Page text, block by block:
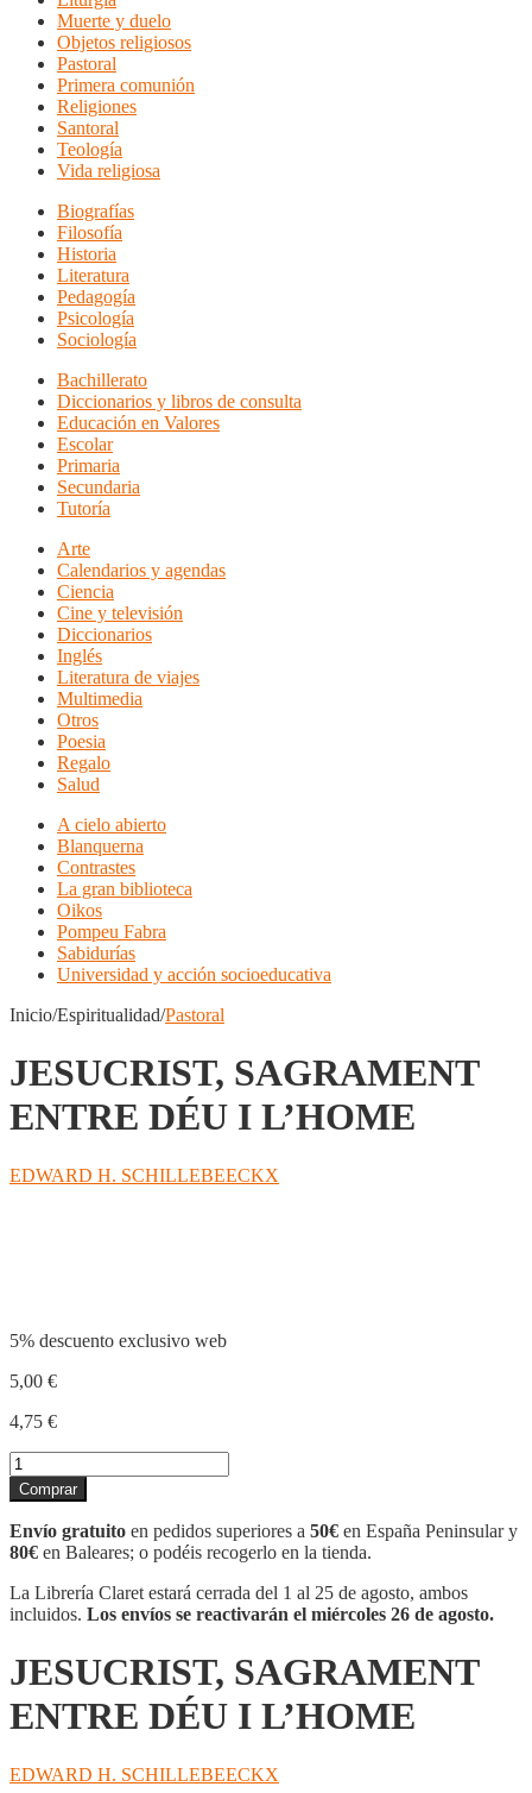
Muerte y duelo
Objetos religiosos
Pastoral
Primera comunión
Religiones
Santoral
Teología
Vida religiosa
Biografías
Filosofía
Historia
Literatura
Pedagogía
Psicología
Sociología
Bachillerato
Diccionarios y libros de consulta
Educación en Valores
Escolar
Primaria
Secundaria
Tutoría
Arte
Calendarios y agendas
Ciencia
Cine y televisión
Diccionarios
Inglés
Literatura de viajes
Multimedia
Otros
Poesia
Regalo
Salud
A cielo abierto
Blanquerna
Contrastes
La gran biblioteca
Oikos
Pompeu Fabra
Sabidurías
Universidad y acción socioeducativa
Inicio/Espiritualidad/Pastoral
JESUCRIST, SAGRAMENT
ENTRE DÉU I L’HOME
EDWARD H. SCHILLEBEECKX
5% descuento exclusivo web
5,00 €
4,75 €
JESUCRIST,
SAGRAMENT
ENTRE
DÉU
I
cantidad
Comprar
Envío gratuito en pedidos superiores a 50€ en España Peninsular y
80€ en Baleares; o podéis recogerlo en la tienda.
La Librería Claret estará cerrada del 1 al 25 de agosto, ambos
incluidos. Los envíos se reactivarán el miércoles 26 de agosto.
JESUCRIST, SAGRAMENT
ENTRE DÉU I L’HOME
EDWARD H. SCHILLEBEECKX